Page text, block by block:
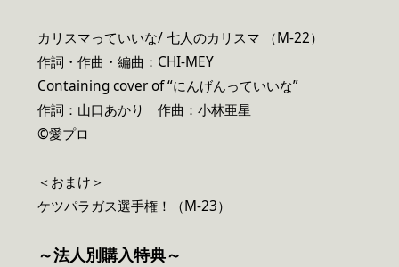
カリスマっていいな/ 七人のカリスマ （M-22）
作詞・作曲・編曲：CHI-MEY
Containing cover of “にんげんっていいな”
作詞：山口あかり 作曲：小林亜星
©愛プロ
＜おまけ＞
ケツパラガス選手権！（M-23）
～法人別購入特典～